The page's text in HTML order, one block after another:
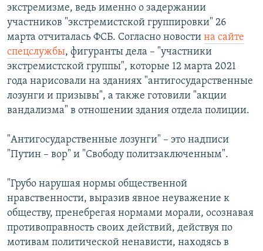
экстремизме, ведь именно о задержании
участников "экстремистской группировки" 26
марта отчиталась ФСБ. Согласно новости на сайте
спецслужбы, фигуранты дела – "участники
экстремистской группы", которые 12 марта 2021
года нарисовали на зданиях "антигосударственные
лозунги и призывы", а также готовили "акции
вандализма" в отношении здания отдела полиции.
"Антигосударственные лозунги" – это надписи
"Путин – вор" и "Свободу политзаключенным".
"Грубо нарушая нормы общественной
нравственности, выразив явное неуважение к
обществу, пренебрегая нормами морали, осознавая
противоправность своих действий, действуя по
мотивам политической ненависти, находясь в